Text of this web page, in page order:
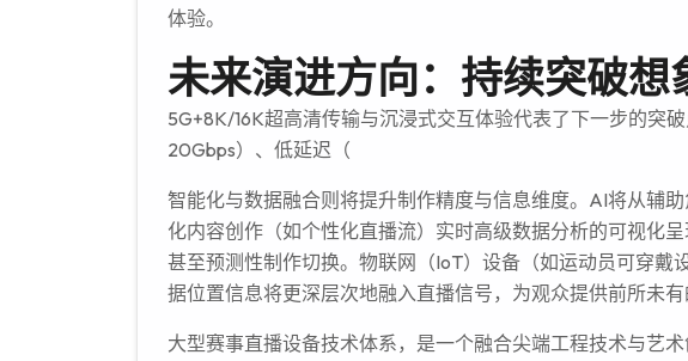
体验。
未来演进方向：持续突破想
5G+8K/16K超高清传输与沉浸式交互体验代表了下一步的突
20Gbps）、低延迟（
智能化与数据融合则将提升制作精度与信息维度。AI将从辅
化内容创作（如个性化直播流）实时高级数据分析的可视化呈
甚至预测性制作切换。物联网（IoT）设备（如运动员可穿戴
据位置信息将更深层次地融入直播信号，为观众提供前所未有
大型赛事直播设备技术体系，是一个融合尖端工程技术与艺